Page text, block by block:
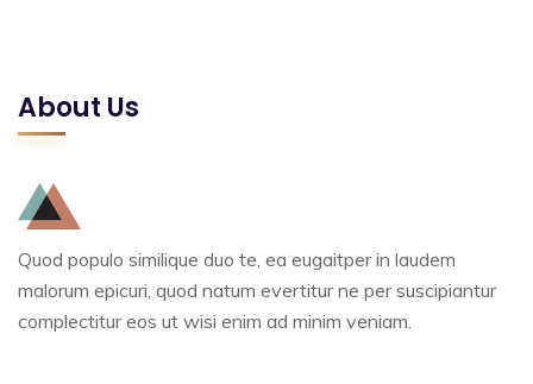
About Us
Quod populo similique duo te, ea eugaitper in laudem
malorum epicuri, quod natum evertitur ne per suscipiantur
complectitur eos ut wisi enim ad minim veniam.